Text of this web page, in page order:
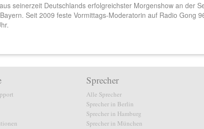
seinerzeit Deutschlands erfolgreichster Morgenshow an der
Seit 2009 feste Vormittags-Moderatorin auf Radio Gong
Sprecher
Alle Sprecher
Sprecher in Berlin
Sprecher in Hamburg
Sprecher in München